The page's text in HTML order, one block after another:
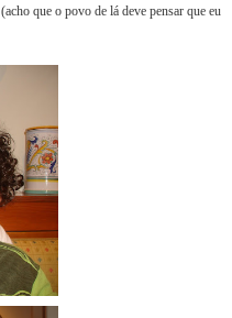
(acho que o povo de lá deve pensar que eu